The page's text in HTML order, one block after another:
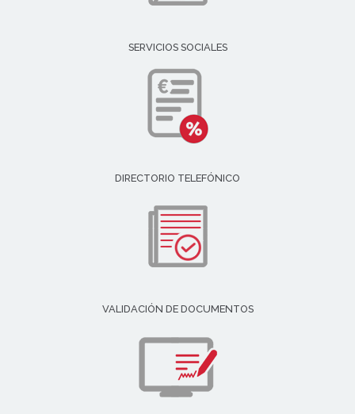
SERVICIOS SOCIALES
DIRECTORIO TELEFÓNICO
VALIDACIÓN DE DOCUMENTOS